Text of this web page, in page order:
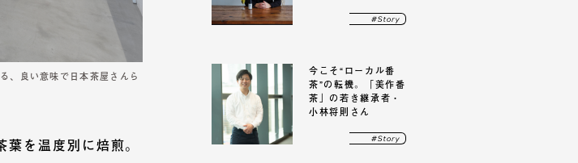
、良い意味で日本茶屋さんら
を温度別に焙煎。
今こそ“ローカル番
茶”の転機。「美作番
茶」の若き継承者・
小林将則さん